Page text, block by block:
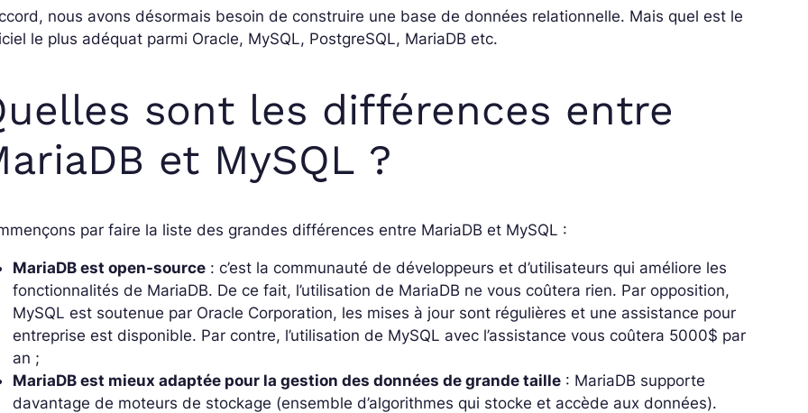
nous avons désormais besoin de construire une base de données relationnelle. Mais quel est le
le plus adéquat parmi Oracle, MySQL, PostgreSQL, MariaDB etc.
sont les différences entre
et MySQL ?
par faire la liste des grandes différences entre MariaDB et MySQL :
MariaDB est open-source : c’est la communauté de développeurs et d’utilisateurs qui améliore les
fonctionnalités de MariaDB. De ce fait, l’utilisation de MariaDB ne vous coûtera rien. Par opposition,
MySQL est soutenue par Oracle Corporation, les mises à jour sont régulières et une assistance pour
entreprise est disponible. Par contre, l’utilisation de MySQL avec l’assistance vous coûtera 5000$ par
an ;
MariaDB est mieux adaptée pour la gestion des données de grande taille : MariaDB supporte
davantage de moteurs de stockage (ensemble d’algorithmes qui stocke et accède aux données).